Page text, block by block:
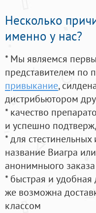
Несколько
именно у нас?
* Мы являемся
представителем по
привыкание,
дистрибьютором
* качество
и успешно
* для
название Виагра
анонимныого
* быстрая и удобная
же возможна
классом